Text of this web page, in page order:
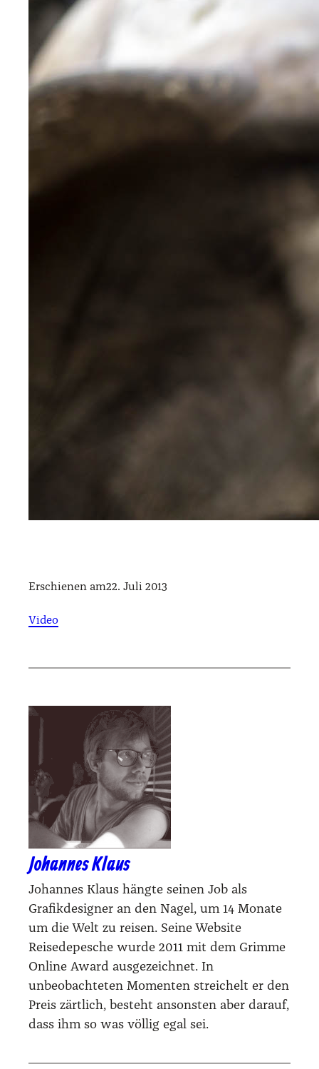
Erschienen am22. Juli 2013
Video
Johannes Klaus
Johannes Klaus hängte seinen Job als
Grafikdesigner an den Nagel, um 14 Monate
um die Welt zu reisen. Seine Website
Reisedepesche wurde 2011 mit dem Grimme
Online Award ausgezeichnet. In
unbeobachteten Momenten streichelt er den
Preis zärtlich, besteht ansonsten aber darauf,
dass ihm so was völlig egal sei.